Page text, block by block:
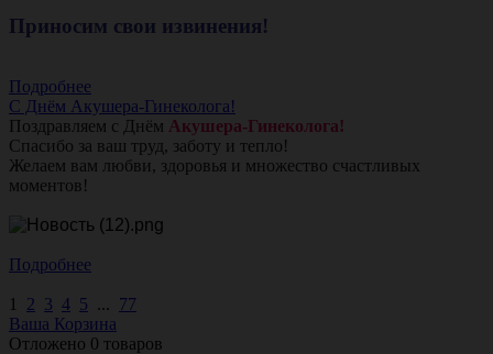
Приносим свои извинения!
Подробнее
С Днём Акушера-Гинеколога!
Поздравляем с Днём Акушера-Гинеколога!
Спасибо за ваш труд, заботу и тепло!
Желаем вам любви, здоровья и множество счастливых
моментов!
Подробнее
1 2 3 4 5 ... 77
Ваша Корзина
Отложено 0 товаров